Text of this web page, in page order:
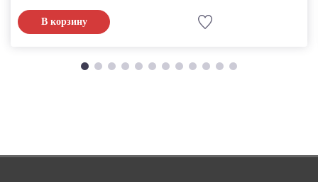
В корзину